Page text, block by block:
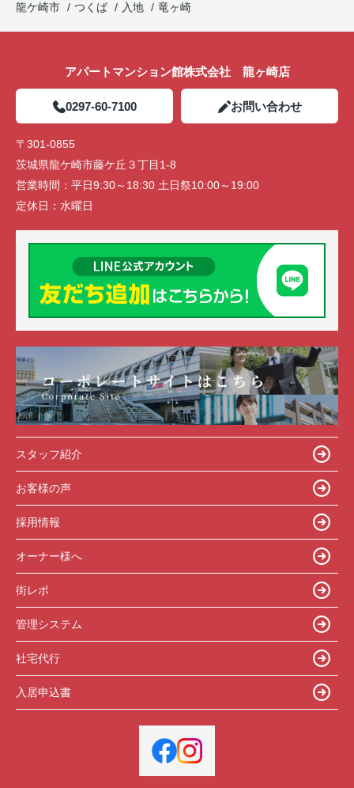
龍ケ崎市
つくば 入地 竜ヶ崎
アパートマンション館株式会社 龍ヶ崎店
0297-60-7100 お問い合わせ
〒301-0855
茨城県龍ケ崎市藤ケ丘３丁目1-8
営業時間： 平日9:30～18:30 土日祭10:00～19:00
定休日： 水曜日
スタッフ紹介
お客様の声
採用情報
オーナー様へ
街レポ
管理システム
社宅代行
入居申込書